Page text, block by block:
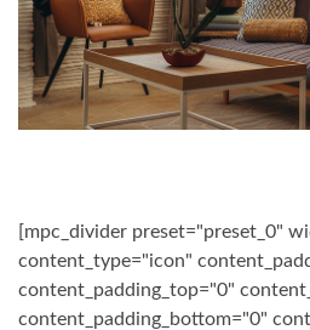
[mpc_divider preset="preset_0"
content_type="icon"
content_padding_top="0"
content_padding_bottom="0"